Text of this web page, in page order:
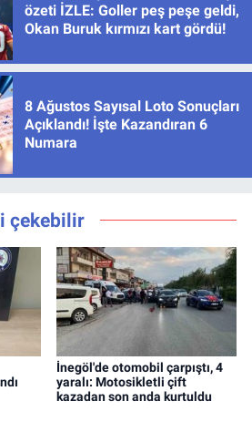
özeti İZLE: Goller peş peşe geldi,
Okan Buruk kırmızı kart gördü!
8 Ağustos Sayısal Loto Sonuçları
Açıklandı! İşte Kazandıran 6
Numara
çekebilir
İnegöl'de otomobil çarpıştı, 4
yaralı: Motosikletli çift
kazadan son anda kurtuldu